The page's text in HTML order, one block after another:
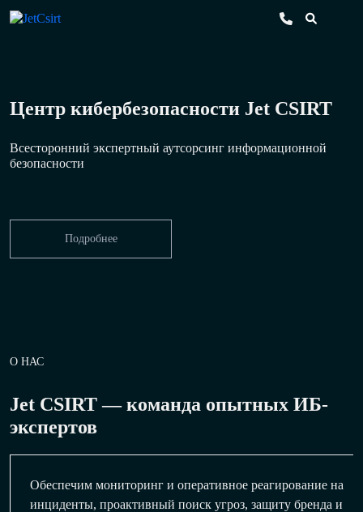
Центр кибербезопасности Jet CSIRT
Всесторонний экспертный аутсорсинг информационной
безопасности
Подробнее
О НАС
Jet CSIRT — команда опытных ИБ-
экспертов
Обеспечим мониторинг и оперативное реагирование на
инциденты, проактивный поиск угроз, защиту бренда и